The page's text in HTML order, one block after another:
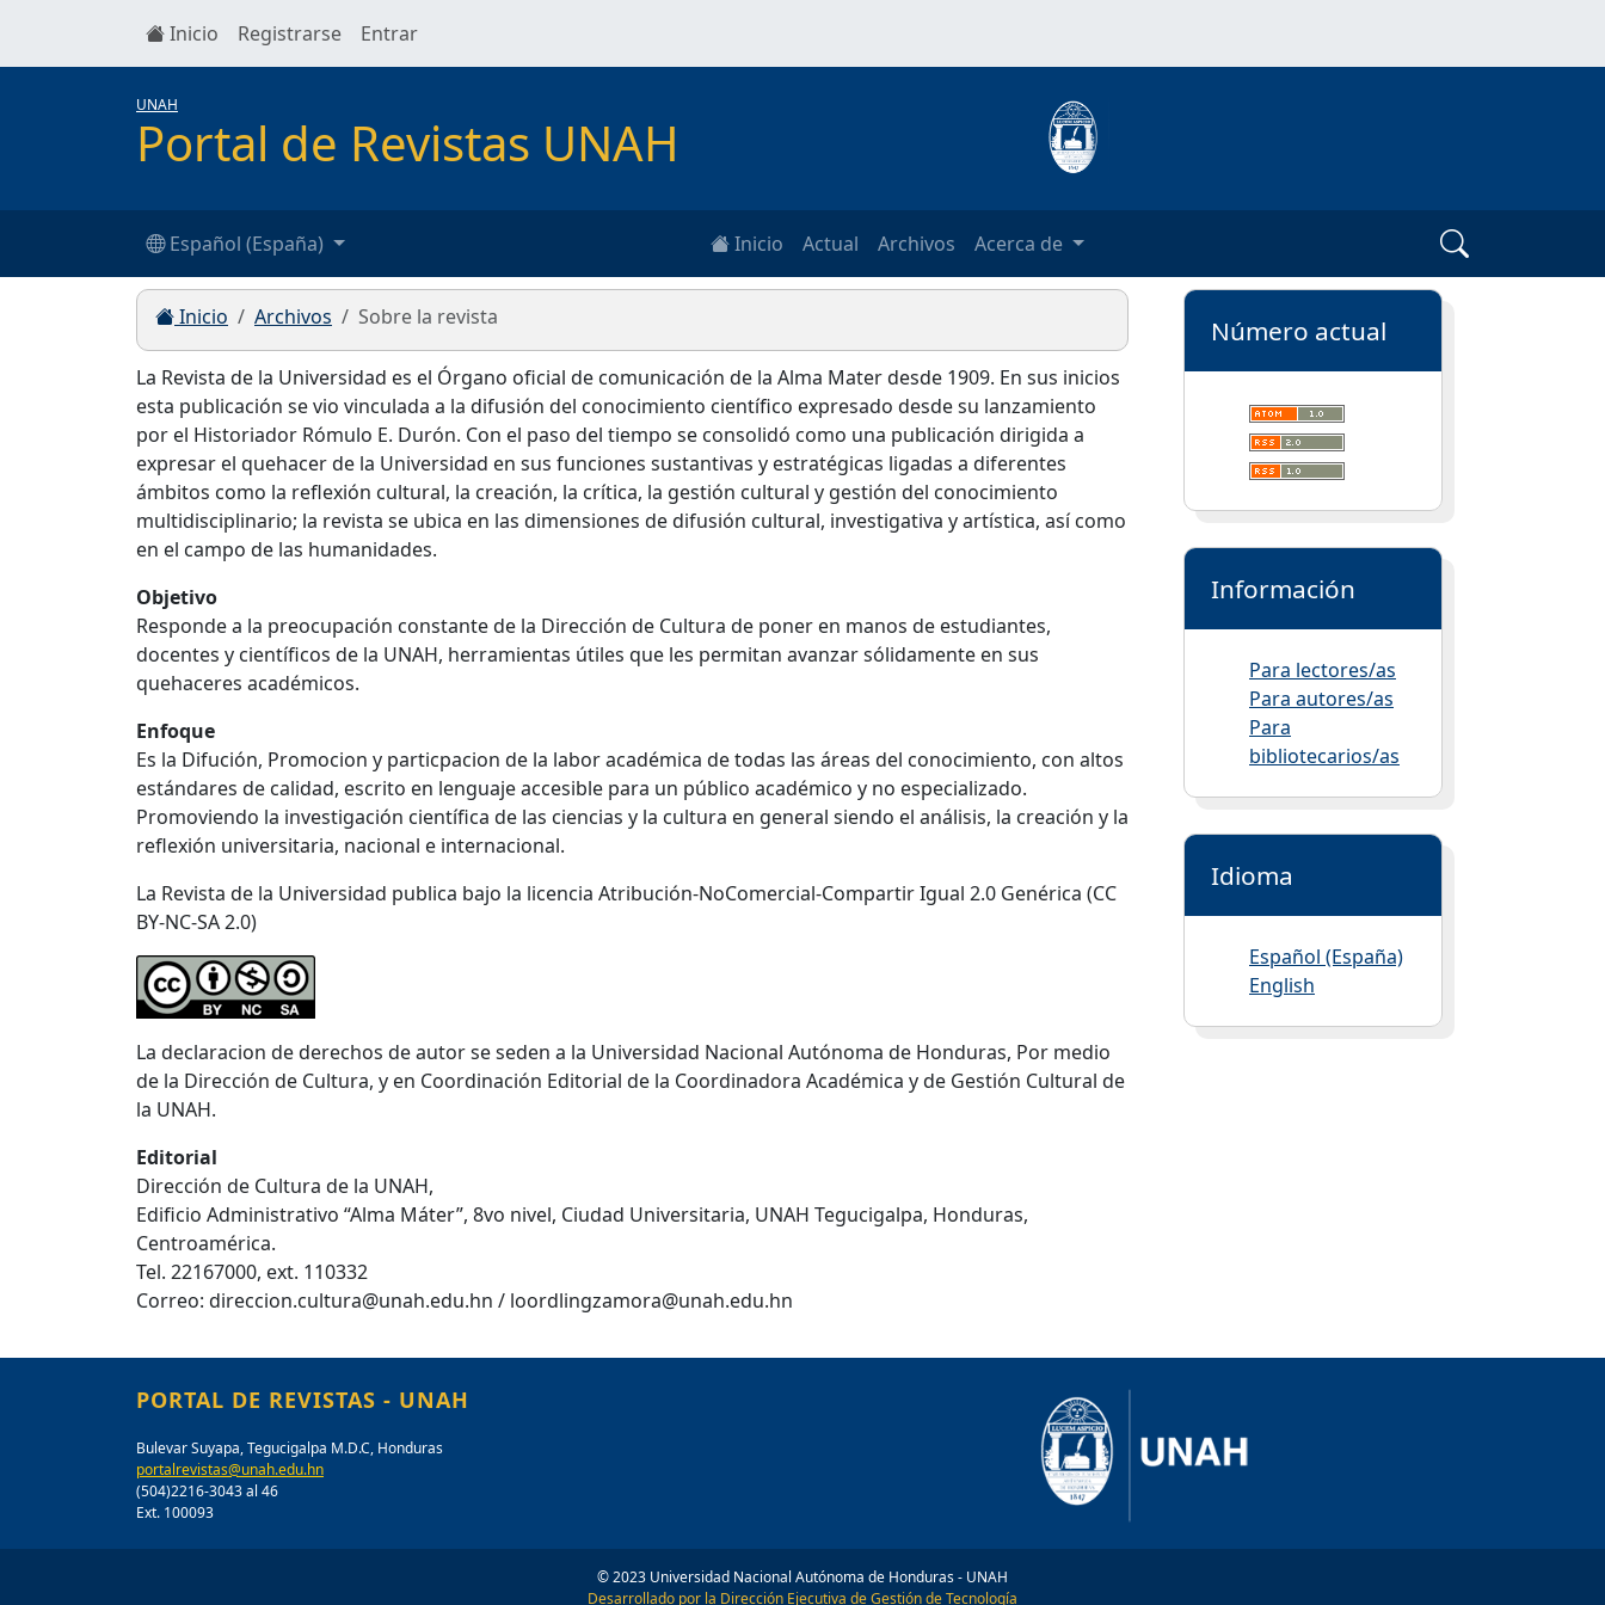
Inicio Registrarse Entrar
UNAH
Portal de Revistas UNAH
Español (España) Inicio Actual Archivos Acerca de
Inicio Archivos Sobre la revista
La Revista de la Universidad es el Órgano oficial de comunicación de la Alma Mater desde 1909. En sus inicios
esta publicación se vio vinculada a la difusión del conocimiento científico expresado desde su lanzamiento
por el Historiador Rómulo E. Durón. Con el paso del tiempo se consolidó como una publicación dirigida a
expresar el quehacer de la Universidad en sus funciones sustantivas y estratégicas ligadas a diferentes
ámbitos como la reflexión cultural, la creación, la crítica, la gestión cultural y gestión del conocimiento
multidisciplinario; la revista se ubica en las dimensiones de difusión cultural, investigativa y artística, así como
en el campo de las humanidades.
Objetivo
Responde a la preocupación constante de la Dirección de Cultura de poner en manos de estudiantes,
docentes y científicos de la UNAH, herramientas útiles que les permitan avanzar sólidamente en sus
quehaceres académicos.
Enfoque
Es la Difución, Promocion y particpacion de la labor académica de todas las áreas del conocimiento, con altos
estándares de calidad, escrito en lenguaje accesible para un público académico y no especializado.
Promoviendo la investigación científica de las ciencias y la cultura en general siendo el análisis, la creación y la
reflexión universitaria, nacional e internacional.
La Revista de la Universidad publica bajo la licencia Atribución-NoComercial-Compartir Igual 2.0 Genérica (CC
BY-NC-SA 2.0)
La declaracion de derechos de autor se seden a la Universidad Nacional Autónoma de Honduras, Por medio
de la Dirección de Cultura, y en Coordinación Editorial de la Coordinadora Académica y de Gestión Cultural de
la UNAH.
Editorial
Dirección de Cultura de la UNAH,
Edificio Administrativo “Alma Máter”, 8vo nivel, Ciudad Universitaria, UNAH Tegucigalpa, Honduras,
Centroamérica.
Tel. 22167000, ext. 110332
Correo: direccion.cultura@unah.edu.hn / loordlingzamora@unah.edu.hn
Número actual
Información
Para lectores/as
Para autores/as
Para
bibliotecarios/as
Idioma
Español (España)
English
PORTAL DE REVISTAS - UNAH
Bulevar Suyapa, Tegucigalpa M.D.C, Honduras
portalrevistas@unah.edu.hn
(504)2216-3043 al 46
Ext. 100093
© 2023 Universidad Nacional Autónoma de Honduras - UNAH
Desarrollado por la Dirección Ejecutiva de Gestión de Tecnología